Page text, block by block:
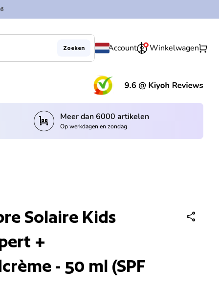
Zoeken Account Winkelwagenshopping_cart
trolley Meer dan 6000 artikelen
Op werkdagen en zondag
Solaire Kids
+
- 50 ml (SPF
share